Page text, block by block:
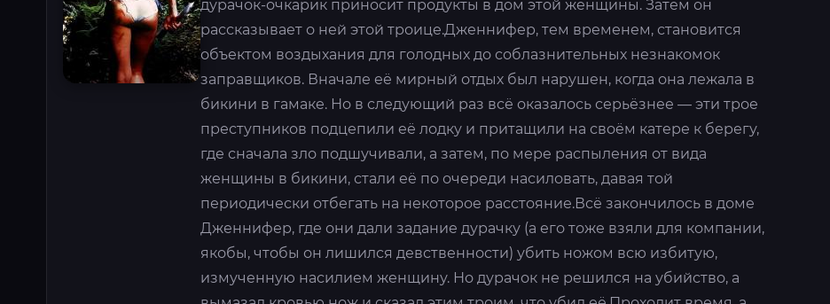
дурачок-очкарик приносит продукты в дом этой женщины. Затем он
рассказывает о ней этой троице.Дженнифер, тем временем, становится
объектом воздыхания для голодных до соблазнительных незнакомок
заправщиков. Вначале её мирный отдых был нарушен, когда она лежала в
бикини в гамаке. Но в следующий раз всё оказалось серьёзнее — эти трое
преступников подцепили её лодку и притащили на своём катере к берегу,
где сначала зло подшучивали, а затем, по мере распыления от вида
женщины в бикини, стали её по очереди насиловать, давая той
периодически отбегать на некоторое расстояние.Всё закончилось в доме
Дженнифер, где они дали задание дурачку (а его тоже взяли для компании,
якобы, чтобы он лишился девственности) убить ножом всю избитую,
измученную насилием женщину. Но дурачок не решился на убийство, а